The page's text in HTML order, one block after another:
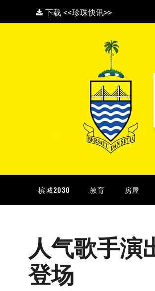
下载 <<珍珠快讯>>
槟城2030 教育 房屋
人气歌手演
登场